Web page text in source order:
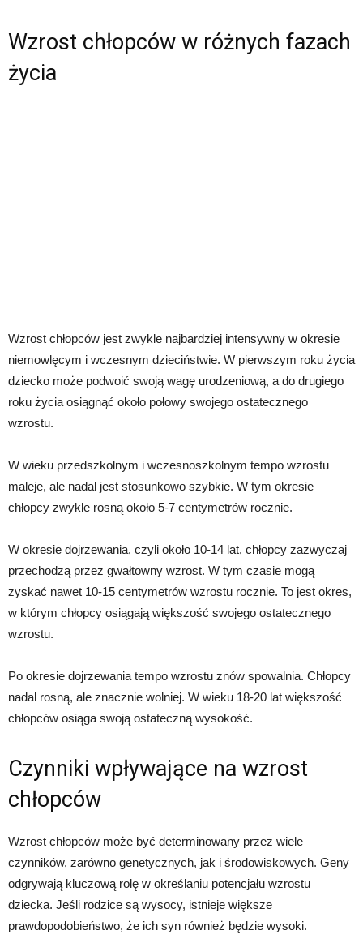
Wzrost chłopców w różnych fazach
życia
Wzrost chłopców jest zwykle najbardziej intensywny w okresie
niemowlęcym i wczesnym dzieciństwie. W pierwszym roku życia
dziecko może podwoić swoją wagę urodzeniową, a do drugiego
roku życia osiągnąć około połowy swojego ostatecznego
wzrostu.
W wieku przedszkolnym i wczesnoszkolnym tempo wzrostu
maleje, ale nadal jest stosunkowo szybkie. W tym okresie
chłopcy zwykle rosną około 5-7 centymetrów rocznie.
W okresie dojrzewania, czyli około 10-14 lat, chłopcy zazwyczaj
przechodzą przez gwałtowny wzrost. W tym czasie mogą
zyskać nawet 10-15 centymetrów wzrostu rocznie. To jest okres,
w którym chłopcy osiągają większość swojego ostatecznego
wzrostu.
Po okresie dojrzewania tempo wzrostu znów spowalnia. Chłopcy
nadal rosną, ale znacznie wolniej. W wieku 18-20 lat większość
chłopców osiąga swoją ostateczną wysokość.
Czynniki wpływające na wzrost
chłopców
Wzrost chłopców może być determinowany przez wiele
czynników, zarówno genetycznych, jak i środowiskowych. Geny
odgrywają kluczową rolę w określaniu potencjału wzrostu
dziecka. Jeśli rodzice są wysocy, istnieje większe
prawdopodobieństwo, że ich syn również będzie wysoki.